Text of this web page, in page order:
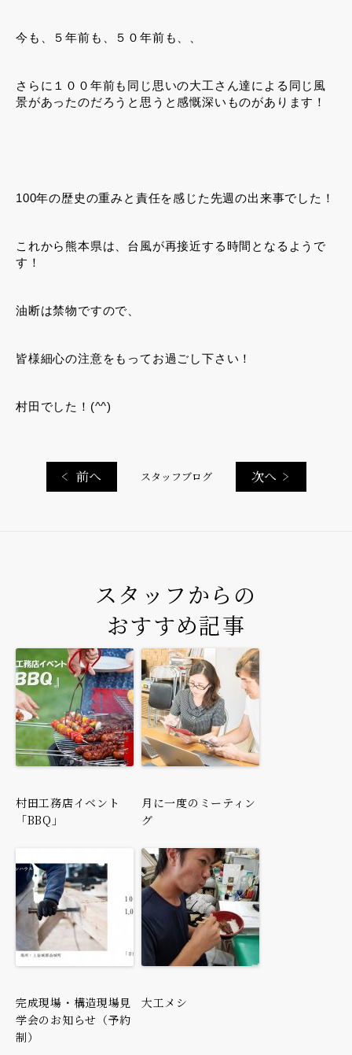
今も、５年前も、５０年前も、、
さらに１００年前も同じ思いの大工さん達による同じ風
景があったのだろうと思うと感慨深いものがあります！
100年の歴史の重みと責任を感じた先週の出来事でした！
これから熊本県は、台風が再接近する時間となるようで
す！
油断は禁物ですので、
皆様細心の注意をもってお過ごし下さい！
村田でした！(^^)
前へ スタッフブログ 次へ
スタッフからの
おすすめ記事
村田工務店イベント
「BBQ」
月に一度のミーティン
グ
完成現場・構造現場見
学会のお知らせ（予約
制）
大工メシ